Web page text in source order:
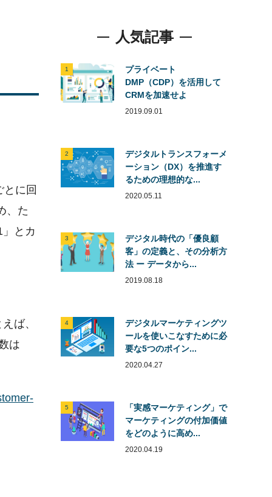
に回
、た
とカ
ば、
は
人気記事
1
プライベート
DMP（CDP）を活用して
CRMを加速せよ
2019.09.01
2
デジタルトランスフォーメ
ーション（DX）を推進す
るための理想的な...
2020.05.11
3
デジタル時代の「優良顧
客」の定義と、その分析方
法 ー データから...
2019.08.18
4
デジタルマーケティングツ
ールを使いこなすために必
要な5つのポイン...
2020.04.27
5
「実感マーケティング」で
マーケティングの付加価値
をどのように高め...
2020.04.19